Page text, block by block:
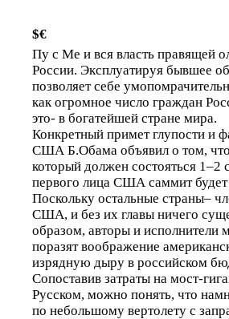
$€
Пу с Ме и вся власть правящей
России. Эксплуатируя бывшее
позволяет себе
как огромное число граждан
это- в богатейшей стране мира.
Конкретный примет глупости и
США Б.Обама объявил о том,
который должен состояться 1–2
первого лица США саммит будет
Поскольку остальные страны–
США, и без их главы ничего
образом, авторы и исполнители
поразят воображение
изрядную дыру в российском
Сопоставив затраты на мост-
Русском, можно понять, что
по небольшому вертолету с